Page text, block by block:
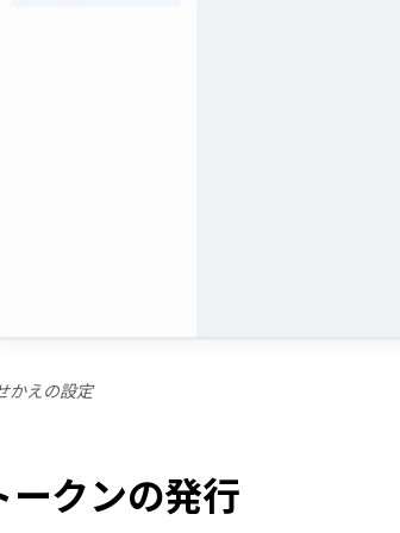
かえの設定
ークンの発行